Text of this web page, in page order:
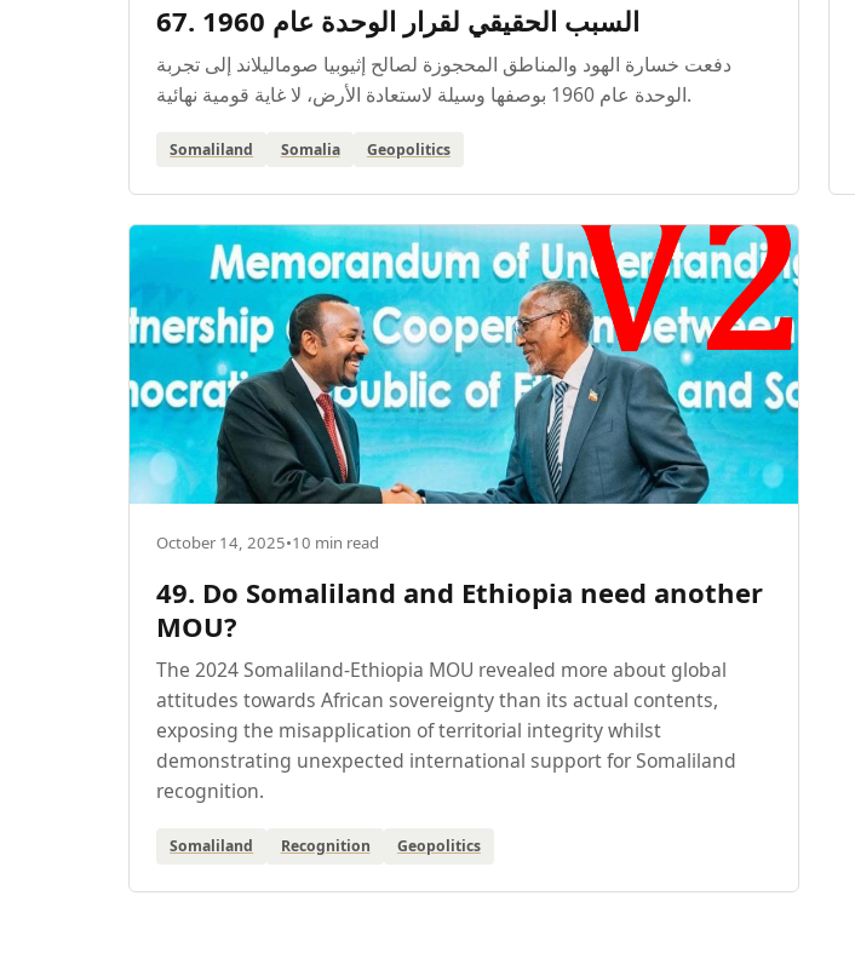
67. السبب الحقيقي لقرار الوحدة عام 1960
دفعت خسارة الهود والمناطق المحجوزة لصالح إثيوبيا صوماليلاند إلى تجربة
الوحدة عام 1960 بوصفها وسيلة لاستعادة الأرض، لا غاية قومية نهائية.
Somaliland Somalia Geopolitics
October 14, 2025•10 min read
49. Do Somaliland and Ethiopia need another
MOU?
The 2024 Somaliland-Ethiopia MOU revealed more about global
attitudes towards African sovereignty than its actual contents,
exposing the misapplication of territorial integrity whilst
demonstrating unexpected international support for Somaliland
recognition.
Somaliland Recognition Geopolitics